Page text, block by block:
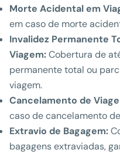
Morte Acidental em
em caso de morte
Invalidez Permanente
Viagem:Cobertura de
permanente total ou
viagem.
Cancelamento de
caso de cancelamento
Extravio de Bagagem:
bagagens extraviadas,